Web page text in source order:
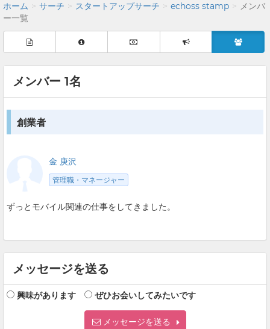
ホーム サーチ スタートアップサーチ echoss stamp
メンバ
ー一覧
メンバー 1名
創業者
金 庚沢
管理職・マネージャー
ずっとモバイル関連の仕事をしてきました。
メッセージを送る
興味があります ぜひお会いしてみたいです
メッセージを送る